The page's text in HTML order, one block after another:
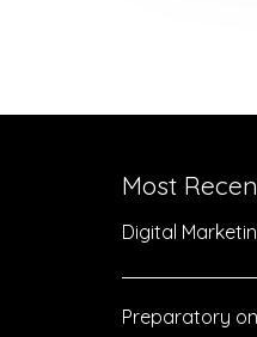
Most
Digital
Preparatory